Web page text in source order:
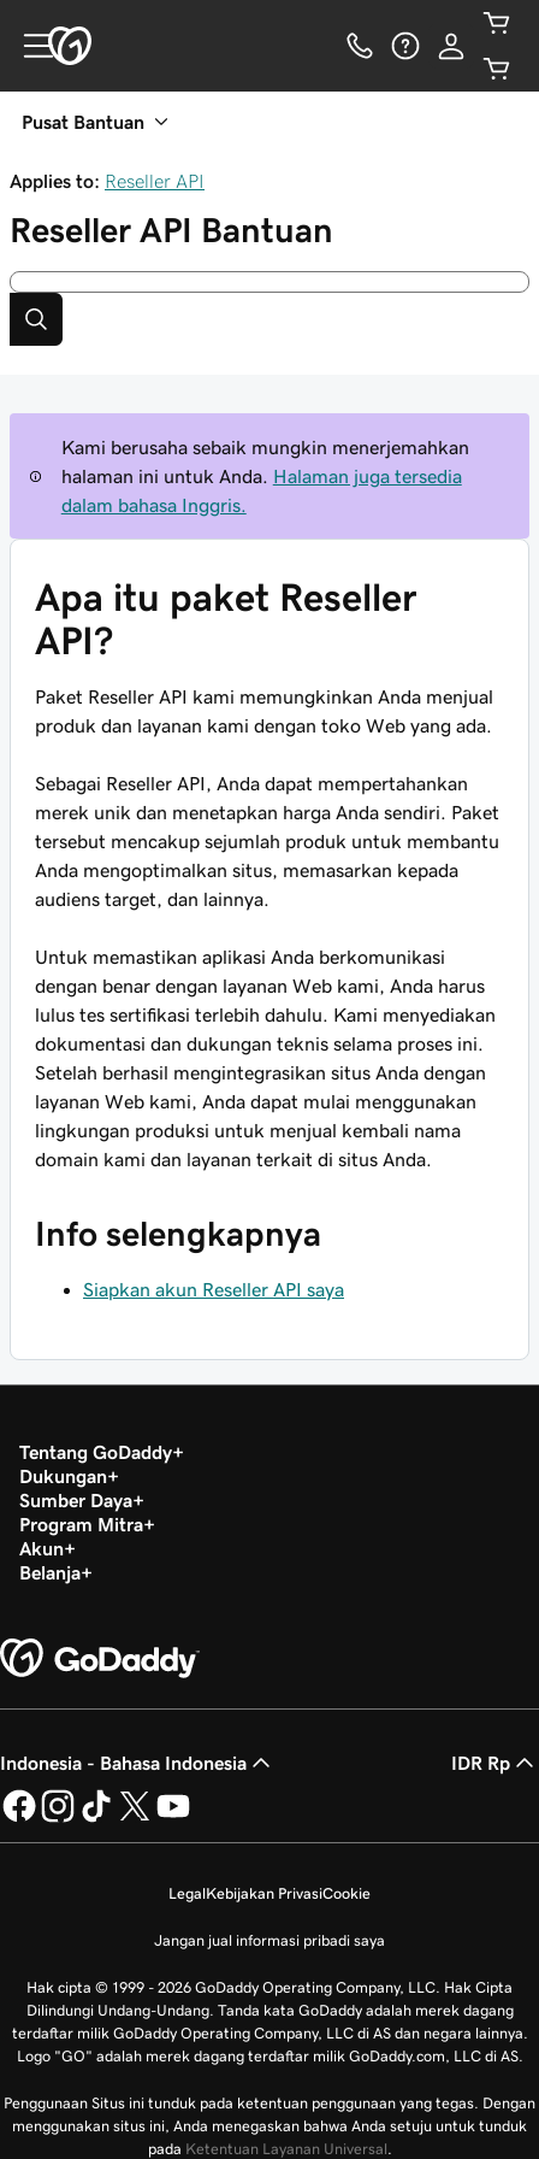
Pusat Bantuan
Applies to: Reseller API
Reseller API Bantuan
Kami berusaha sebaik mungkin menerjemahkan
halaman ini untuk Anda.
Halaman juga tersedia
dalam bahasa Inggris.
Apa itu paket Reseller
API?
Paket Reseller API kami memungkinkan Anda menjual
produk dan layanan kami dengan toko Web yang ada.
Sebagai Reseller API, Anda dapat mempertahankan
merek unik dan menetapkan harga Anda sendiri. Paket
tersebut mencakup sejumlah produk untuk membantu
Anda mengoptimalkan situs, memasarkan kepada
audiens target, dan lainnya.
Untuk memastikan aplikasi Anda berkomunikasi
dengan benar dengan layanan Web kami, Anda harus
lulus tes sertifikasi terlebih dahulu. Kami menyediakan
dokumentasi dan dukungan teknis selama proses ini.
Setelah berhasil mengintegrasikan situs Anda dengan
layanan Web kami, Anda dapat mulai menggunakan
lingkungan produksi untuk menjual kembali nama
domain kami dan layanan terkait di situs Anda.
Info selengkapnya
Siapkan akun Reseller API saya
Tentang GoDaddy
Dukungan
Sumber Daya
Program Mitra
Akun
Belanja
Indonesia - Bahasa Indonesia IDR Rp
LegalKebijakan PrivasiCookie
Jangan jual informasi pribadi saya
Hak cipta © 1999 - 2026 GoDaddy Operating Company, LLC. Hak Cipta
Dilindungi Undang-Undang. Tanda kata GoDaddy adalah merek dagang
terdaftar milik GoDaddy Operating Company, LLC di AS dan negara lainnya.
Logo "GO" adalah merek dagang terdaftar milik GoDaddy.com, LLC di AS.
Penggunaan Situs ini tunduk pada ketentuan penggunaan yang tegas. Dengan
menggunakan situs ini, Anda menegaskan bahwa Anda setuju untuk tunduk
pada Ketentuan Layanan Universal.